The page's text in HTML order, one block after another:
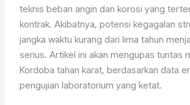
teknis beban angin dan korosi yang
kontrak. Akibatnya, potensi kegagalan
jangka waktu kurang dari lima tahun
serius. Artikel ini akan mengupas tuntas
Kordoba tahan karat, berdasarkan data
pengujian laboratorium yang ketat.